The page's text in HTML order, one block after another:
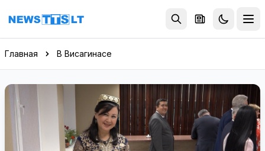
Перейти к содержимому
Главная В Висагинасе